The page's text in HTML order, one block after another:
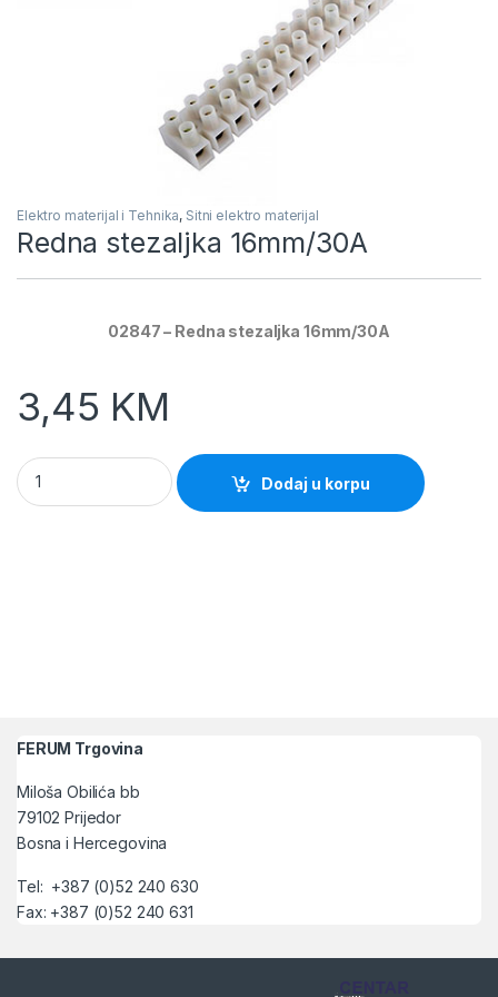
Elektro materijal i Tehnika, Sitni elektro materijal
Redna stezaljka 16mm/30A
02847 – Redna stezaljka 16mm/30A
3,45 KM
Redna stezaljka 16mm/30A quantity
Dodaj u korpu
FERUM Trgovina
Miloša Obilića bb
79102 Prijedor
Bosna i Hercegovina
Tel: +387 (0)52 240 630
Fax: +387 (0)52 240 631